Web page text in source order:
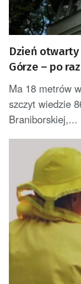
Dzień otwarty
Górze – po
Ma 18 metrów
szczyt wiedzie
Braniborskiej,...